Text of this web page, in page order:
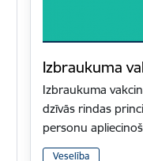
Izbraukuma
Izbraukuma
dzīvās rindas
personu
Veselība